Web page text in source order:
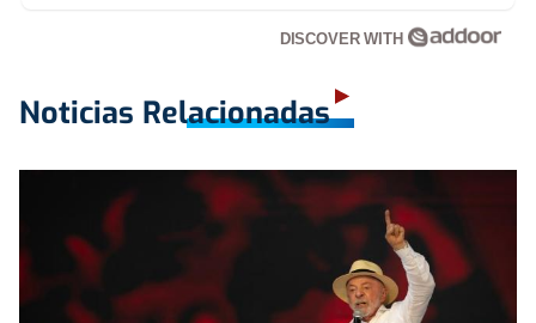
DISCOVER WITH
Noticias Relacionadas